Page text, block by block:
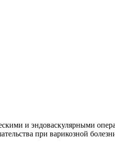
и эндоваскулярными
при варикозной